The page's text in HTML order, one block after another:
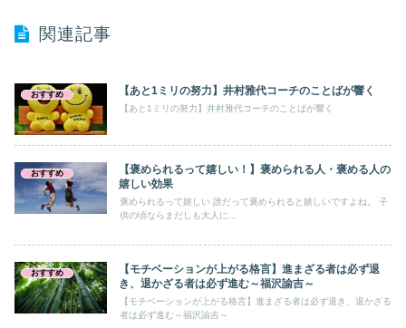
関連記事
おすすめ 【あと1ミリの努力】井村雅代コーチのことばが響く
【あと1ミリの努力】井村雅代コーチのことばが響く
おすすめ
【褒められるって嬉しい！】褒められる人・褒める人の
嬉しい効果
褒められるって嬉しい 誰だって褒められると嬉しいですよね。 子
供の頃ならまだしも大人に...
おすすめ
【モチベーションが上がる格言】進まざる者は必ず退
き、退かざる者は必ず進む～福沢諭吉～
【モチベーションが上がる格言】進まざる者は必ず退き、退かざる
者は必ず進む～福沢諭吉～